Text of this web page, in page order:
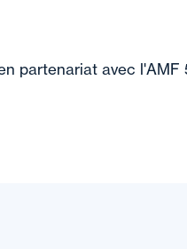
partenariat avec l'AMF